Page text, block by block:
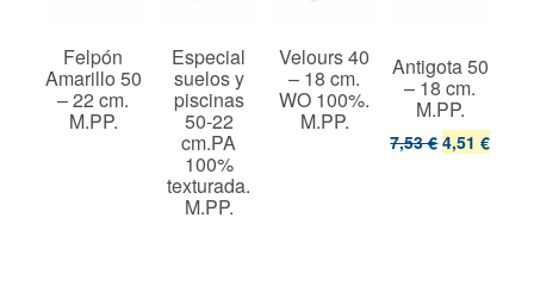
Felpón
Amarillo 50
– 22 cm.
M.PP.
Especial
suelos y
piscinas
50-22
cm.PA
100%
texturada.
M.PP.
Velours 40
– 18 cm.
WO 100%.
M.PP.
Antigota 50
– 18 cm.
M.PP.
7,53 € 4,51 €